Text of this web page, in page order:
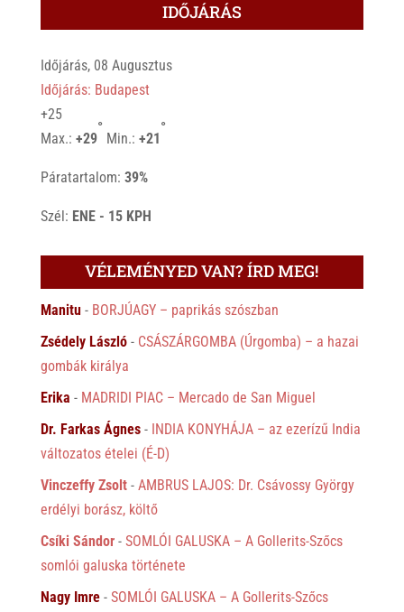
IDŐJÁRÁS
Időjárás, 08 Augusztus
Időjárás: Budapest
+25
Max.: +29
°
Min.: +21
°
Páratartalom: 39%
Szél: ENE - 15 KPH
VÉLEMÉNYED VAN? ÍRD MEG!
Manitu- BORJÚAGY – paprikás szószban
Zsédely László- CSÁSZÁRGOMBA (Úrgomba) – a hazai
gombák királya
Erika - MADRIDI PIAC – Mercado de San Miguel
Dr. Farkas Ágnes- INDIA KONYHÁJA – az ezerízű India
változatos ételei (É-D)
Vinczeffy Zsolt- AMBRUS LAJOS: Dr. Csávossy György
erdélyi borász, költő
Csíki Sándor- SOMLÓI GALUSKA – A Gollerits-Szőcs
somlói galuska története
Nagy Imre- SOMLÓI GALUSKA – A Gollerits-Szőcs